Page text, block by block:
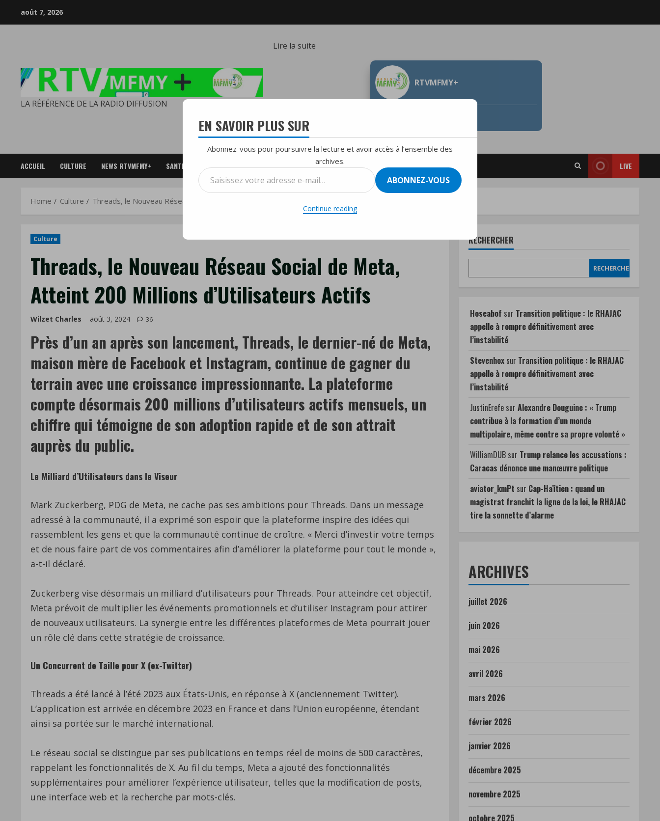
août 7, 2026
LA RÉFÉRENCE DE LA RADIO DIFFUSION
Lire la suite
Réseau
Meta,
Atteint
200
Millions
d’Utilisateurs
Actifs
RTVMFMY+
ACCUEIL CULTURE NEWS RTVMFMY+ SANTE SPORT TOP HIT DU MOIS LIVE
Home Culture Threads, le Nouveau Réseau Social de Meta, Atteint 200 Millions d’Utilisateurs Actifs
Culture
Threads, le Nouveau Réseau Social de Meta,
Atteint 200 Millions d’Utilisateurs Actifs
Wilzet Charles août 3, 2024 36
Près d’un an après son lancement, Threads, le dernier-né de Meta,
maison mère de Facebook et Instagram, continue de gagner du
terrain avec une croissance impressionnante. La plateforme
compte désormais 200 millions d’utilisateurs actifs mensuels, un
chiffre qui témoigne de son adoption rapide et de son attrait
auprès du public.
Le Milliard d’Utilisateurs dans le Viseur
Mark Zuckerberg, PDG de Meta, ne cache pas ses ambitions pour Threads. Dans un message
adressé à la communauté, il a exprimé son espoir que la plateforme inspire des idées qui
rassemblent les gens et que la communauté continue de croître. « Merci d’investir votre temps
et de nous faire part de vos commentaires afin d’améliorer la plateforme pour tout le monde »,
a-t-il déclaré.
Zuckerberg vise désormais un milliard d’utilisateurs pour Threads. Pour atteindre cet objectif,
Meta prévoit de multiplier les événements promotionnels et d’utiliser Instagram pour attirer
de nouveaux utilisateurs. La synergie entre les différentes plateformes de Meta pourrait jouer
un rôle clé dans cette stratégie de croissance.
Un Concurrent de Taille pour X (ex-Twitter)
Threads a été lancé à l’été 2023 aux États-Unis, en réponse à X (anciennement Twitter).
L’application est arrivée en décembre 2023 en France et dans l’Union européenne, étendant
ainsi sa portée sur le marché international.
Le réseau social se distingue par ses publications en temps réel de moins de 500 caractères,
rappelant les fonctionnalités de X. Au fil du temps, Meta a ajouté des fonctionnalités
supplémentaires pour améliorer l’expérience utilisateur, telles que la modification de posts,
une interface web et la recherche par mots-clés.
RECHERCHER
RECHERCHER
Hoseabof sur Transition politique : le RHAJAC
appelle à rompre définitivement avec
l’instabilité
Stevenhox sur Transition politique : le RHAJAC
appelle à rompre définitivement avec
l’instabilité
JustinErefe sur Alexandre Douguine : « Trump
contribue à la formation d’un monde
multipolaire, même contre sa propre volonté »
WilliamDUB sur Trump relance les accusations :
Caracas dénonce une manœuvre politique
aviator_kmPt sur Cap-Haïtien : quand un
magistrat franchit la ligne de la loi, le RHAJAC
tire la sonnette d’alarme
ARCHIVES
juillet 2026
juin 2026
mai 2026
avril 2026
mars 2026
février 2026
janvier 2026
décembre 2025
novembre 2025
octobre 2025
EN SAVOIR PLUS SUR
Abonnez-vous pour poursuivre la lecture et avoir accès à l’ensemble des
archives.
Saisissez
votre
ABONNEZ-VOUS
Continue reading